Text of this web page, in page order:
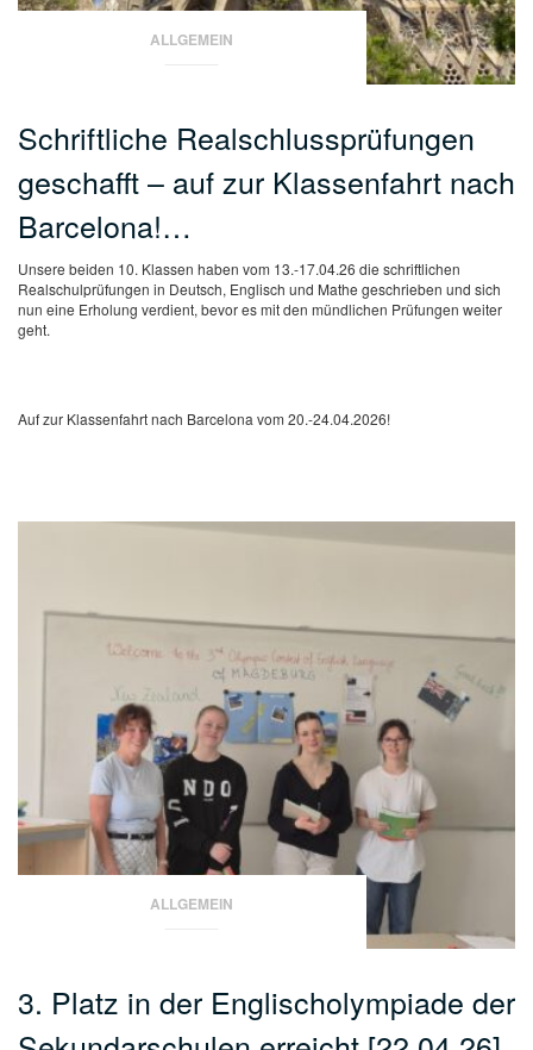
ALLGEMEIN
Schriftliche Realschlussprüfungen
geschafft – auf zur Klassenfahrt nach
Barcelona!…
Unsere beiden 10. Klassen haben vom 13.-17.04.26 die schriftlichen
Realschulprüfungen in Deutsch, Englisch und Mathe geschrieben und sich
nun eine Erholung verdient, bevor es mit den mündlichen Prüfungen weiter
geht.
Auf zur Klassenfahrt nach Barcelona vom 20.-24.04.2026!
ALLGEMEIN
3. Platz in der Englischolympiade der